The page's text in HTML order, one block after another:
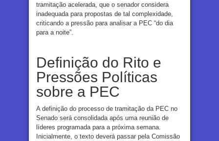
tramitação acelerada, que o senador considera
inadequada para propostas de tal complexidade,
criticando a pressão para analisar a PEC “do dia
para a noite”.
Definição do Rito e
Pressões Políticas
sobre a PEC
A definição do processo de tramitação da PEC no
Senado será consolidada após uma reunião de
líderes programada para a próxima semana.
Inicialmente, o texto deverá passar pela Comissão